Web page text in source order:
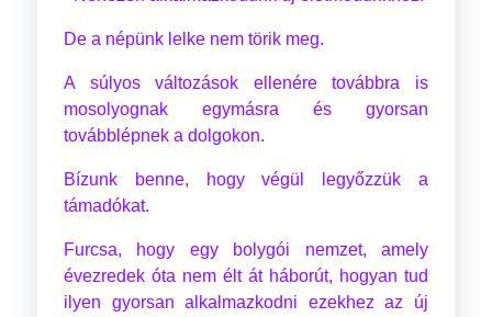
De a népünk lelke nem törik meg.
A súlyos változások ellenére továbbra is
mosolyognak egymásra és gyorsan
továbblépnek a dolgokon.
Bízunk benne, hogy végül legyőzzük a
támadókat.
Furcsa, hogy egy bolygói nemzet, amely
évezredek óta nem élt át háborút, hogyan tud
ilyen gyorsan alkalmazkodni ezekhez az új